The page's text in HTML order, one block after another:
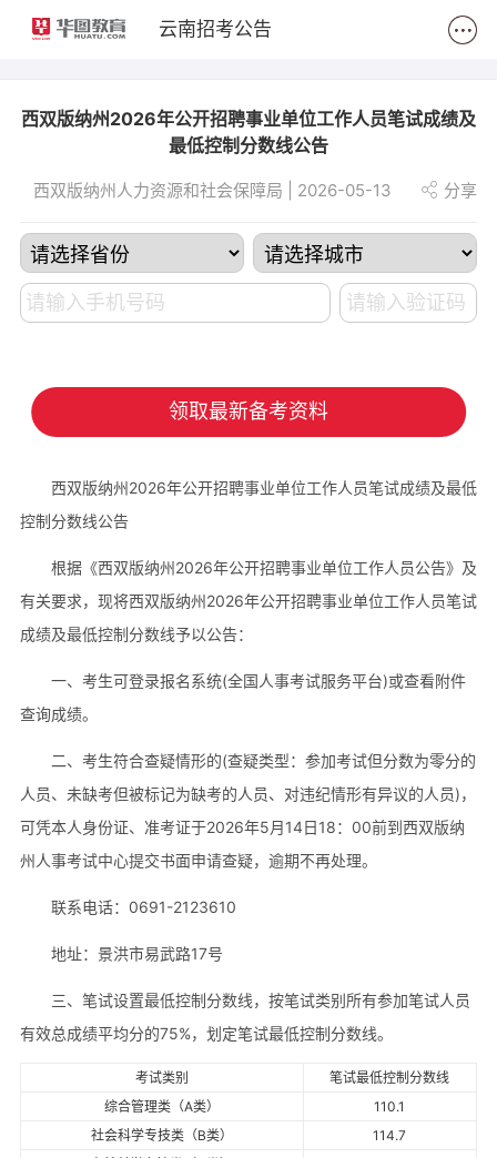
云南招考公告
西双版纳州2026年公开招聘事业单位工作人员笔试成绩及
最低控制分数线公告
西双版纳州人力资源和社会保障局 | 2026-05-13 分享
领取最新备考资料
西双版纳州2026年公开招聘事业单位工作人员笔试成绩及最低
控制分数线公告
根据《西双版纳州2026年公开招聘事业单位工作人员公告》及
有关要求，现将西双版纳州2026年公开招聘事业单位工作人员笔试
成绩及最低控制分数线予以公告：
一、考生可登录报名系统(全国人事考试服务平台)或查看附件
查询成绩。
二、考生符合查疑情形的(查疑类型：参加考试但分数为零分的
人员、未缺考但被标记为缺考的人员、对违纪情形有异议的人员)，
可凭本人身份证、准考证于2026年5月14日18：00前到西双版纳
州人事考试中心提交书面申请查疑，逾期不再处理。
联系电话：0691-2123610
地址：景洪市易武路17号
三、笔试设置最低控制分数线，按笔试类别所有参加笔试人员
有效总成绩平均分的75%，划定笔试最低控制分数线。
考试类别
笔试最低控制分数线
综合管理类（A类）
110.1
社会科学专技类（B类）
114.7